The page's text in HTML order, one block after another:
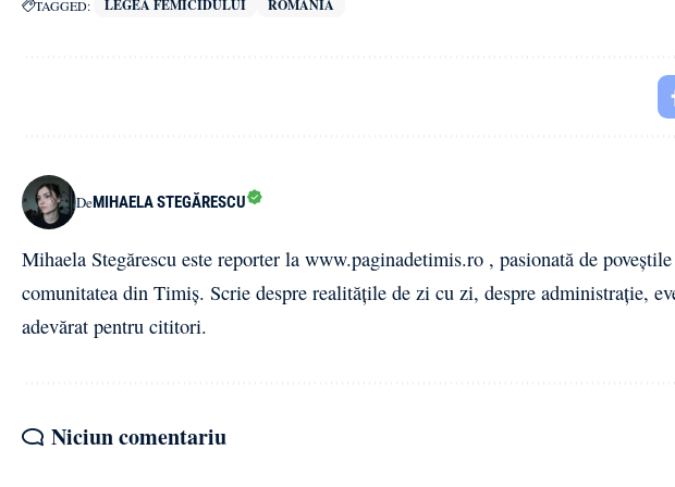
TAGGED: LEGEA FEMICIDULUI ROMÂNIA
DeMIHAELA STEGĂRESCU
Mihaela Stegărescu este reporter la www.paginadetimis.ro , pasionată de
comunitatea din Timiș. Scrie despre realitățile de zi cu zi, despre administrație,
adevărat pentru cititori.
Niciun comentariu